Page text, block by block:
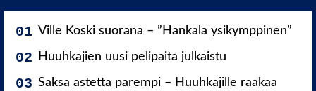
Ville Koski suorana – ”Hankala ysikymppinen”
Huuhkajien uusi pelipaita julkaistu
Saksa astetta parempi – Huuhkajille raakaa